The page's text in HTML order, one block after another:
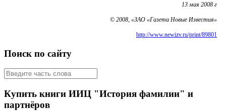
13 мая 2008 г
© 2008, «ЗАО «Газета Новые Известия»
http://www.newizv.ru/print/89801
Поиск по сайту
Купить книги ИИЦ "История фамилии" и
партнёров